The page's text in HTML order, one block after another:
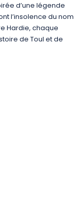
d’une légende
l’insolence du nom
Hardie, chaque
de Toul et de
où chaque